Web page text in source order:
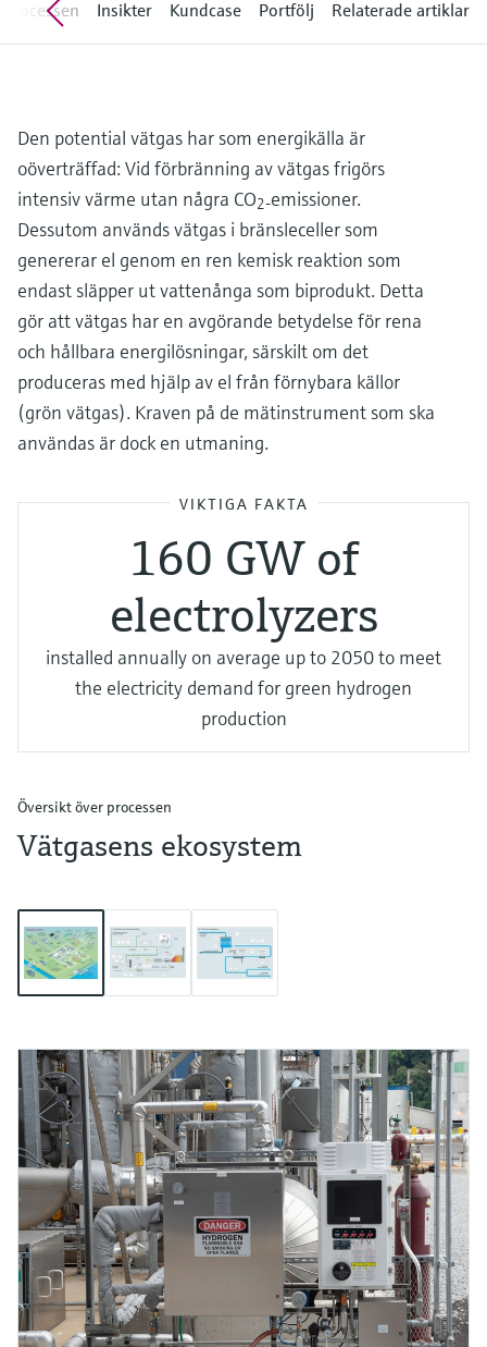
Device Viewer
Hitta produktspecifik information och
Hitta reservdelar efter produktrot, orderkod
eller serienummer
Handla allt
Microwave transmission
measurement
Handla allt
Insikter Kundcase Portfölj Relaterade artiklar
Den potential vätgas har som energikälla är
oöverträffad: Vid förbränning av vätgas frigörs
intensiv värme utan några CO2-emissioner.
Dessutom används vätgas i bränsleceller som
genererar el genom en ren kemisk reaktion som
endast släpper ut vattenånga som biprodukt. Detta
gör att vätgas har en avgörande betydelse för rena
och hållbara energilösningar, särskilt om det
produceras med hjälp av el från förnybara källor
(grön vätgas). Kraven på de mätinstrument som ska
användas är dock en utmaning.
VIKTIGA FAKTA
160 GW of
electrolyzers
installed annually on average up to 2050 to meet
the electricity demand for green hydrogen
production
Översikt över processen
Vätgasens ekosystem